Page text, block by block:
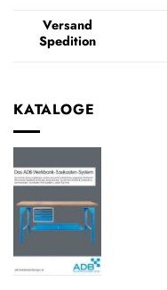
Versand
Spedition
KATALOGE